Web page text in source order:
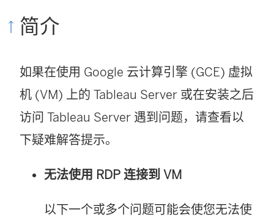
打
开
口
中
打
简介
如果在使用 Google 云计算引擎 (GCE) 虚拟
机 (VM) 上的 Tableau Server 或在安装之后
访问 Tableau Server 遇到问题，请查看以
下疑难解答提示。
无法使用 RDP 连接到 VM
以下一个或多个问题可能会使您无法使